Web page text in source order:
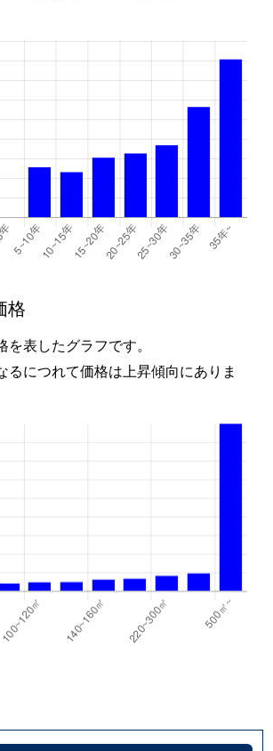
格
表したグラフです。
るにつれて価格は上昇傾向にありま